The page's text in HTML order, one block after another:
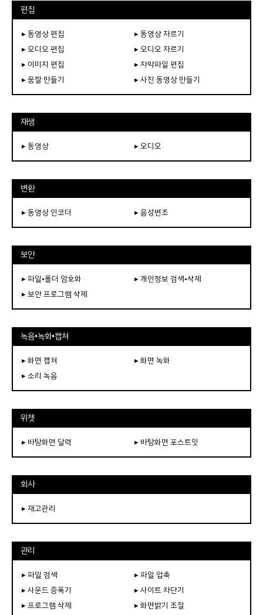
편집
▸ 동영상 편집
▸ 동영상 자르기
▸ 오디오 편집
▸ 오디오 자르기
▸ 이미지 편집
▸ 자막파일 편집
▸ 움짤 만들기
▸ 사진 동영상 만들기
재생
▸ 동영상 ▸ 오디오
변환
▸ 동영상 인코더 ▸ 음성변조
보안
▸ 파일•폴더 암호화
▸ 개인정보 검색•삭제
▸ 보안 프로그램 삭제
녹음•녹화•캡쳐
▸ 화면 캡쳐
▸ 화면 녹화
▸ 소리 녹음
위젯
▸ 바탕화면 달력 ▸ 바탕화면 포스트잇
회사
▸ 재고관리
관리
▸ 파일 검색
▸ 파일 압축
▸ 사운드 증폭기
▸ 사이트 차단기
▸ 프로그램 삭제
▸ 화면밝기 조절